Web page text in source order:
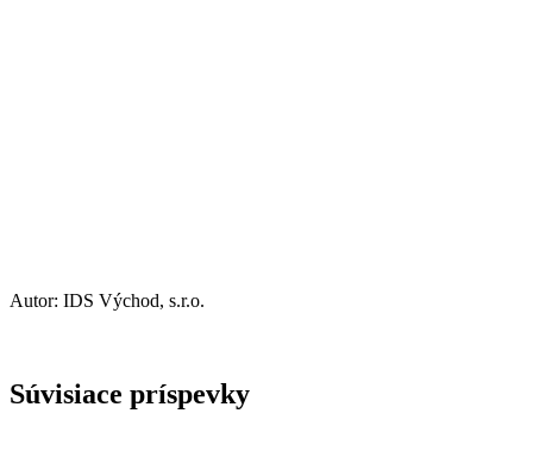
Autor: IDS Východ, s.r.o.
Súvisiace príspevky